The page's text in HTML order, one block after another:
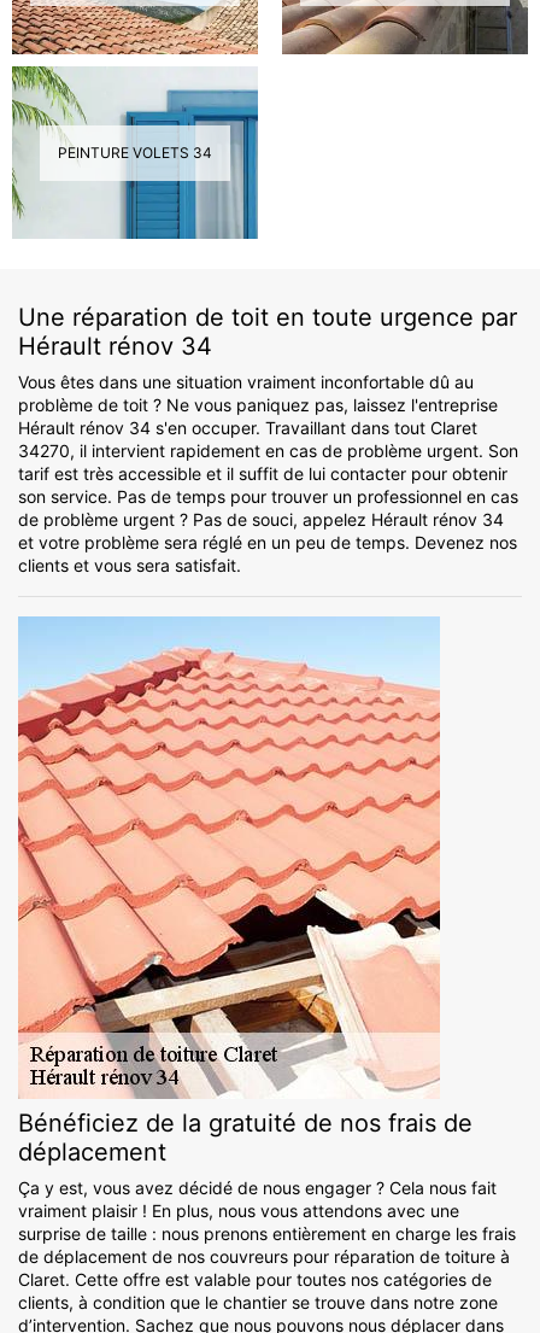
PEINTURE VOLETS 34
Une réparation de toit en toute urgence par
Hérault rénov 34
Vous êtes dans une situation vraiment inconfortable dû au
problème de toit ? Ne vous paniquez pas, laissez l'entreprise
Hérault rénov 34 s'en occuper. Travaillant dans tout Claret
34270, il intervient rapidement en cas de problème urgent. Son
tarif est très accessible et il suffit de lui contacter pour obtenir
son service. Pas de temps pour trouver un professionnel en cas
de problème urgent ? Pas de souci, appelez Hérault rénov 34
et votre problème sera réglé en un peu de temps. Devenez nos
clients et vous sera satisfait.
Bénéficiez de la gratuité de nos frais de
déplacement
Ça y est, vous avez décidé de nous engager ? Cela nous fait
vraiment plaisir ! En plus, nous vous attendons avec une
surprise de taille : nous prenons entièrement en charge les frais
de déplacement de nos couvreurs pour réparation de toiture à
Claret. Cette offre est valable pour toutes nos catégories de
clients, à condition que le chantier se trouve dans notre zone
d’intervention. Sachez que nous pouvons nous déplacer dans